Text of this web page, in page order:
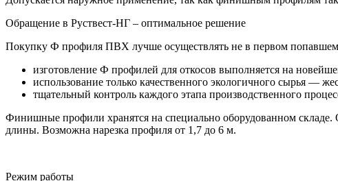
Обращение в Руствест-НГ – оптимальное решение
Покупку Ф профиля ПВХ лучше осуществлять не в первом
изготовление Ф профилей для откосов выполняется на
использование только качественного экологичного сырья —
тщательный контроль каждого этапа производственного
Финишные профили хранятся на специально оборудованном
длины. Возможна нарезка профиля от 1,7 до 6 м.
Режим работы